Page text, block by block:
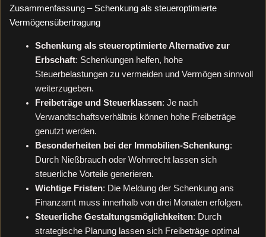
Zusammenfassung – Schenkung als steueroptimierte
Vermögensübertragung
Schenkung als steueroptimierte Alternative zur
Erbschaft: Schenkungen helfen, hohe
Steuerbelastungen zu vermeiden und Vermögen sinnvoll
weiterzugeben.
Freibeträge und Steuerklassen: Je nach
Verwandtschaftsverhältnis können hohe Freibeträge
genutzt werden.
Besonderheiten bei der Immobilien-Schenkung:
Durch Nießbrauch oder Wohnrecht lassen sich
steuerliche Vorteile generieren.
Wichtige Fristen: Die Meldung der Schenkung ans
Finanzamt muss innerhalb von drei Monaten erfolgen.
Steuerliche Gestaltungsmöglichkeiten: Durch
strategische Planung lassen sich Freibeträge optimal